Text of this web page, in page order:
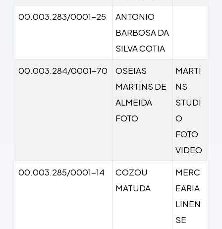
00.003.283/0001-25
ANTONIO
BARBOSA DA
SILVA COTIA
00.003.284/0001-70
OSEIAS
MARTINS DE
ALMEIDA
FOTO
MARTI
NS
STUDI
O
FOTO
VIDEO
00.003.285/0001-14
COZOU
MATUDA
MERC
EARIA
LINEN
SE